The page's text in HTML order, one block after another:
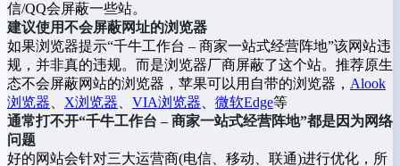
信/QQ会屏蔽一些站。
建议使用不会屏蔽网址的浏览器
如果浏览器提示“千牛工作台 – 商家一站式经营阵地”该网站违
规，并非真的违规。而是浏览器厂商屏蔽了这个站。推荐原生
态不会屏蔽网站的浏览器，苹果可以用自带的浏览器， Alook
浏览器
X浏览器 VIA浏览器 微软Edge等
通常打不开“千牛工作台 – 商家一站式经营阵地”都是因为网络
问题
好的网站会针对三大运营商(电信、移动、联通)进行优化，所